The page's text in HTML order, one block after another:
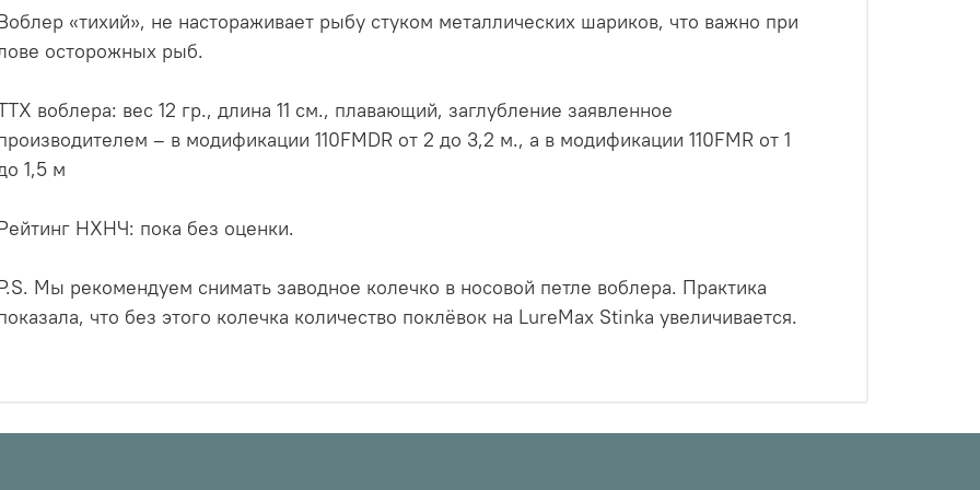
«тихий», не настораживает рыбу стуком металлических шариков, что важно при
осторожных рыб.
воблера: вес 12 гр., длина 11 см., плавающий, заглубление заявленное
– в модификации 110FMDR от 2 до 3,2 м., а в модификации 110FMR от 1
1,5 м
НХНЧ: пока без оценки.
Мы рекомендуем снимать заводное колечко в носовой петле воблера. Практика
что без этого колечка количество поклёвок на LureMax Stinka увеличивается.